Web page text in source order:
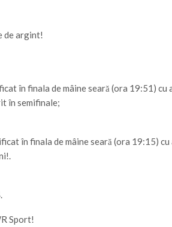
de argint!
în finala de mâine seară (ora 19:51) cu
în semifinale;
în finala de mâine seară (ora 19:15)
Sport!